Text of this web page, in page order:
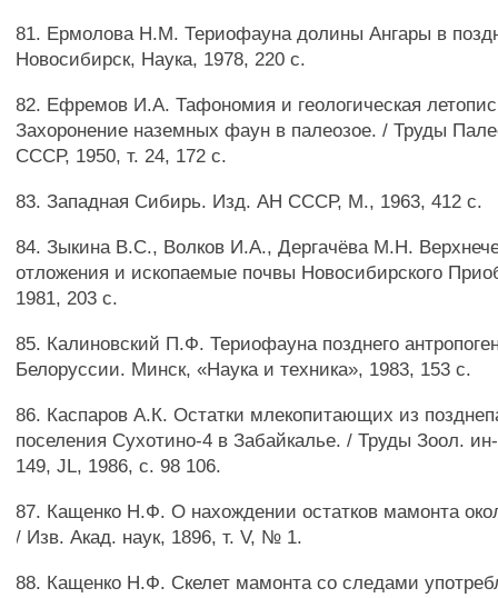
81. Ермолова Н.М. Териофауна долины Ангары в
Новосибирск, Наука, 1978, 220 с.
82. Ефремов И.А. Тафономия и геологическая
Захоронение наземных фаун в палеозое. / Труды
СССР, 1950, т. 24, 172 с.
83. Западная Сибирь. Изд. АН СССР, М., 1963, 412 с.
84. Зыкина B.C., Волков И.А., Дергачёва М.Н.
отложения и ископаемые почвы Новосибирского
1981, 203 с.
85. Калиновский П.Ф. Териофауна позднего
Белоруссии. Минск, «Наука и техника», 1983, 153 с.
86. Каспаров А.К. Остатки млекопитающих из
поселения Сухотино-4 в Забайкалье. / Труды Зоол.
149, JL, 1986, с. 98 106.
87. Кащенко Н.Ф. О нахождении остатков мамонта
/ Изв. Акад. наук, 1896, т. V, № 1.
88. Кащенко Н.Ф. Скелет мамонта со следами